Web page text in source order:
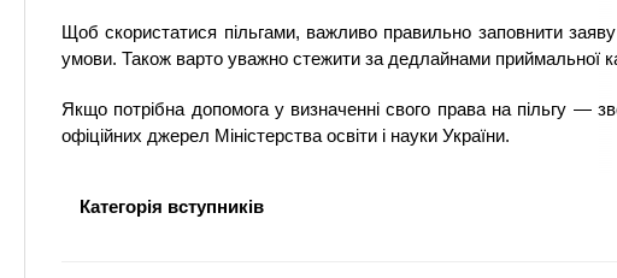
Щоб скористатися пільгами, важливо правильно заповнити
умови. Також варто уважно стежити за дедлайнами приймальної
Якщо потрібна допомога у визначенні свого права на пільгу —
офіційних джерел Міністерства освіти і науки України.
Категорія вступників